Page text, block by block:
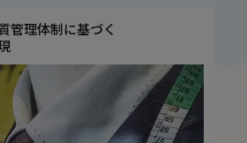
管理体制に基づく